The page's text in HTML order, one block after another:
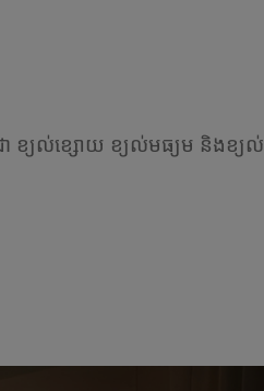
ខ្យល់ខ្សោយ ខ្យល់មធ្យម និងខ្យល់